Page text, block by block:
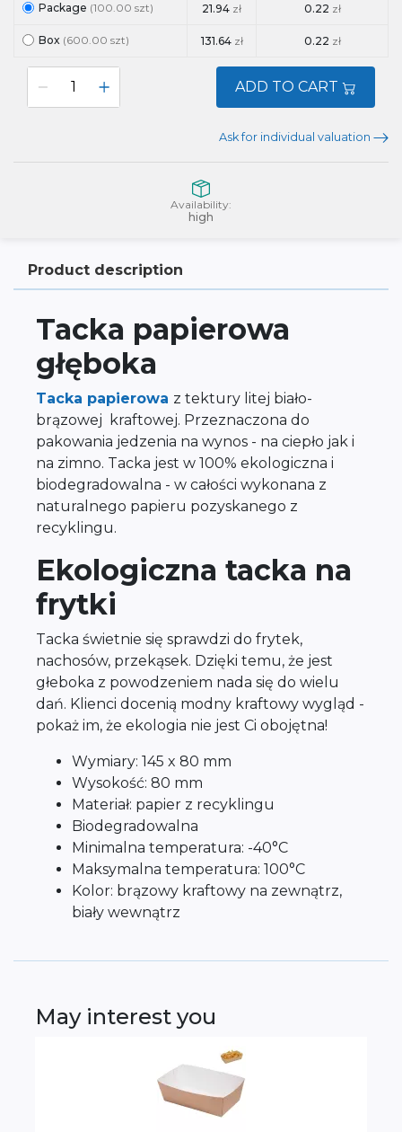
Package (100.00 szt) 21.94 zł 0.22 zł
Box (600.00 szt) 131.64 zł 0.22 zł
ADD TO CART
Ask for individual valuation
Availability:
high
Product description
Tacka papierowa
głęboka
Tacka papierowa z tektury litej biało-
brązowej kraftowej. Przeznaczona do
pakowania jedzenia na wynos - na ciepło jak i
na zimno. Tacka jest w 100% ekologiczna i
biodegradowalna - w całości wykonana z
naturalnego papieru pozyskanego z
recyklingu.
Ekologiczna tacka na
frytki
Tacka świetnie się sprawdzi do frytek,
nachosów, przekąsek. Dzięki temu, że jest
głeboka z powodzeniem nada się do wielu
dań. Klienci docenią modny kraftowy wygląd -
pokaż im, że ekologia nie jest Ci obojętna!
Wymiary: 145 x 80 mm
Wysokość: 80 mm
Materiał: papier z recyklingu
Biodegradowalna
Minimalna temperatura: -40°C
Maksymalna temperatura: 100°C
Kolor: brązowy kraftowy na zewnątrz,
biały wewnątrz
May interest you